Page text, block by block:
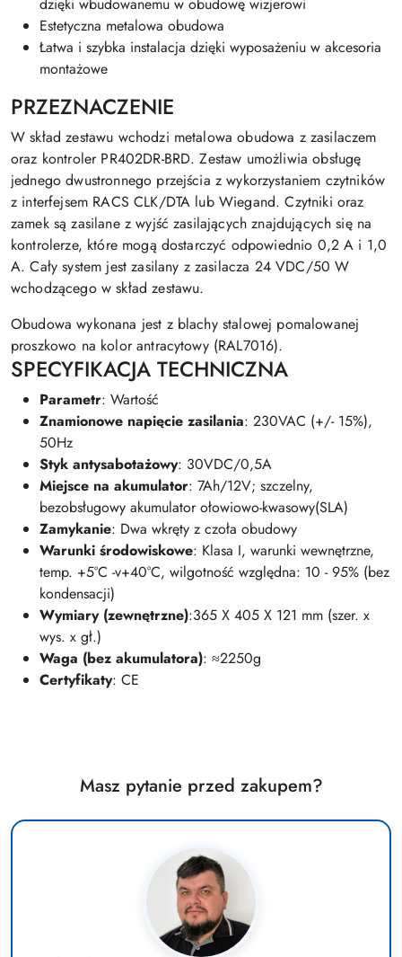
dzięki wbudowanemu w obudowę wizjerowi
Estetyczna metalowa obudowa
Łatwa i szybka instalacja dzięki wyposażeniu w akcesoria
montażowe
PRZEZNACZENIE
W skład zestawu wchodzi metalowa obudowa z zasilaczem
oraz kontroler PR402DR-BRD. Zestaw umożliwia obsługę
jednego dwustronnego przejścia z wykorzystaniem czytników
z interfejsem RACS CLK/DTA lub Wiegand. Czytniki oraz
zamek są zasilane z wyjść zasilających znajdujących się na
kontrolerze, które mogą dostarczyć odpowiednio 0,2 A i 1,0
A. Cały system jest zasilany z zasilacza 24 VDC/50 W
wchodzącego w skład zestawu.
Obudowa wykonana jest z blachy stalowej pomalowanej
proszkowo na kolor antracytowy (RAL7016).
SPECYFIKACJA TECHNICZNA
Parametr: Wartość
Znamionowe napięcie zasilania: 230VAC (+/- 15%),
50Hz
Styk antysabotażowy: 30VDC/0,5A
Miejsce na akumulator: 7Ah/12V; szczelny,
bezobsługowy akumulator ołowiowo-kwasowy(SLA)
Zamykanie: Dwa wkręty z czoła obudowy
Warunki środowiskowe: Klasa I, warunki wewnętrzne,
temp. +5°C -v+40°C, wilgotność względna: 10 - 95% (bez
kondensacji)
Wymiary (zewnętrzne):365 X 405 X 121 mm (szer. x
wys. x gł.)
Waga (bez akumulatora): ≈2250g
Certyfikaty: CE
Masz pytanie przed zakupem?